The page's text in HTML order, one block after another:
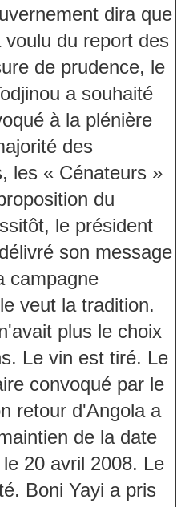
dira que
du report des
de prudence, le
a souhaité
à la plénière
des
les « Cénateurs »
du
le président
son message
campagne
veut la tradition.
plus le choix
Le vin est tiré. Le
convoqué par le
retour d'Angola a
de la date
20 avril 2008. Le
Boni Yayi a pris